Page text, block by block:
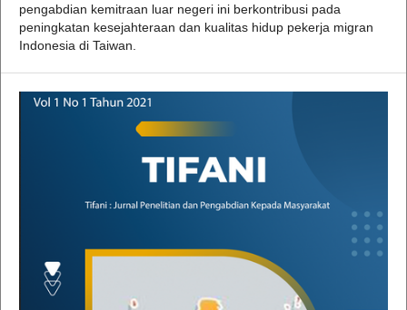
pengabdian kemitraan luar negeri ini berkontribusi pada
peningkatan kesejahteraan dan kualitas hidup pekerja migran
Indonesia di Taiwan.